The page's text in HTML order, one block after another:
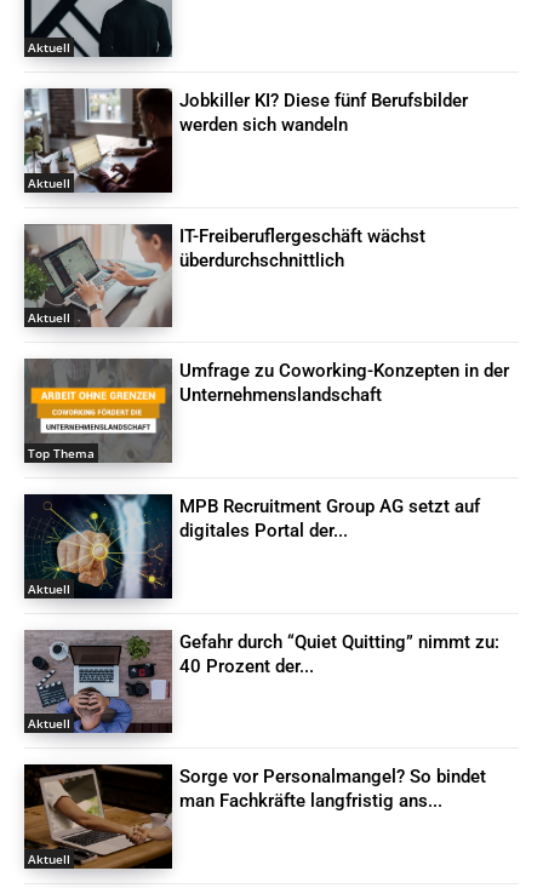
Aktuell
Aktuell
Jobkiller KI? Diese fünf Berufsbilder
werden sich wandeln
Aktuell
IT-Freiberuflergeschäft wächst
überdurchschnittlich
Top Thema
Umfrage zu Coworking-Konzepten in der
Unternehmenslandschaft
Aktuell
MPB Recruitment Group AG setzt auf
digitales Portal der...
Aktuell
Gefahr durch “Quiet Quitting” nimmt zu:
40 Prozent der...
Aktuell
Sorge vor Personalmangel? So bindet
man Fachkräfte langfristig ans...